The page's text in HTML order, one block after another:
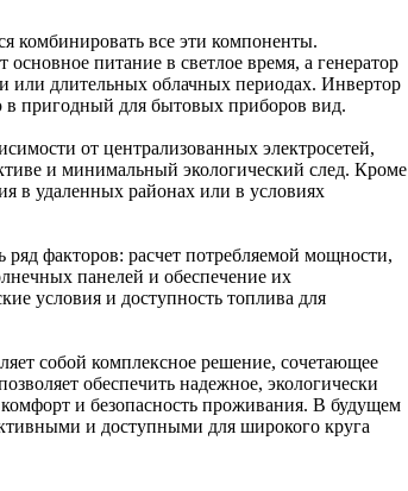
комбинировать все эти компоненты.
питание в светлое время, а генератор
или длительных облачных периодах. Инвертор
пригодный для бытовых приборов вид.
от централизованных электросетей,
и минимальный экологический след. Кроме
в удаленных районах или в условиях
факторов: расчет потребляемой мощности,
панелей и обеспечение их
условия и доступность топлива для
собой комплексное решение, сочетающее
обеспечить надежное, экологически
и безопасность проживания. В будущем
и доступными для широкого круга